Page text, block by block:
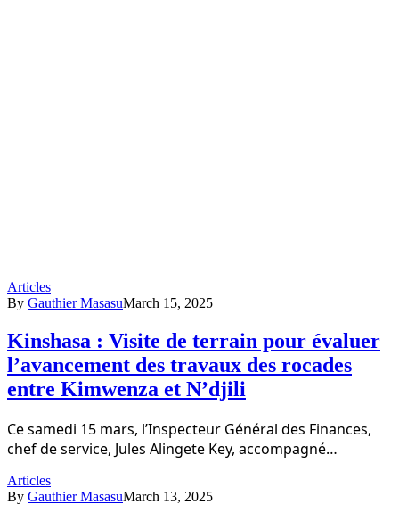
Articles
By Gauthier MasasuMarch 15, 2025
Kinshasa : Visite de terrain pour évaluer
l’avancement des travaux des rocades
entre Kimwenza et N’djili
Ce samedi 15 mars, l’Inspecteur Général des Finances,
chef de service, Jules Alingete Key, accompagné…
Articles
By Gauthier MasasuMarch 13, 2025